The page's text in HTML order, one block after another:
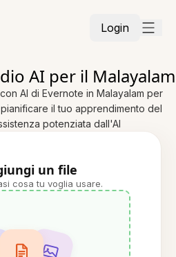
Login
AI per il Malayalam
AI di Evernote in Malayalam per
il tuo apprendimento del
potenziata dall'AI
un file
cosa tu voglia usare.